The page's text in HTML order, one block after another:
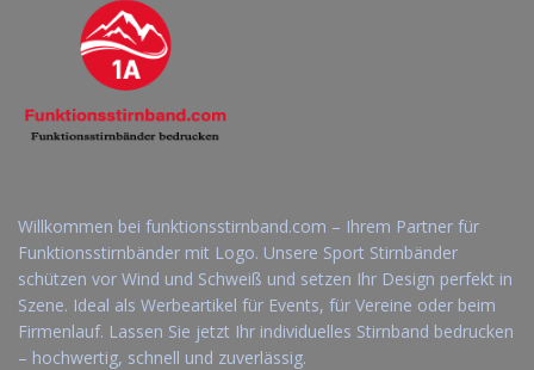
Willkommen bei funktionsstirnband.com – Ihrem Partner für
Funktionsstirnbänder mit Logo. Unsere Sport Stirnbänder
schützen vor Wind und Schweiß und setzen Ihr Design perfekt in
Szene. Ideal als Werbeartikel für Events, für Vereine oder beim
Firmenlauf. Lassen Sie jetzt Ihr individuelles Stirnband bedrucken
– hochwertig, schnell und zuverlässig.